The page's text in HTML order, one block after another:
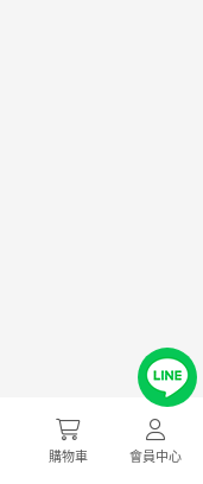
購物車 會員中心